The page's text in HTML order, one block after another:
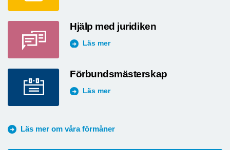
Hjälp med juridiken
Läs mer
Förbundsmästerskap
Läs mer
Läs mer om våra förmåner